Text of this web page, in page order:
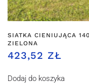
SIATKA CIENIUJĄCA
ZIELONA
423,52 ZŁ
Dodaj do koszyka